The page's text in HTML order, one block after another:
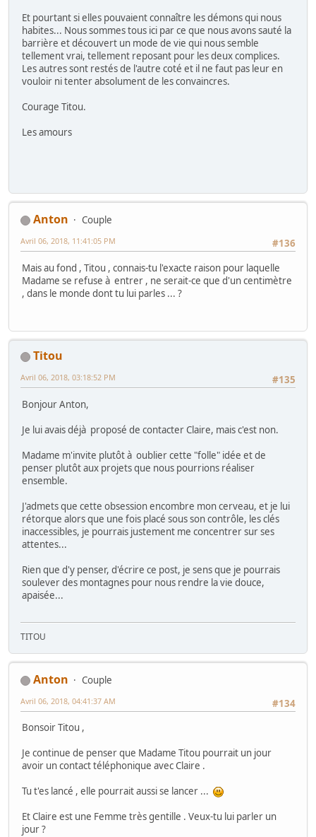
Et pourtant si elles pouvaient connaître les démons qui nous
habites... Nous sommes tous ici par ce que nous avons sauté la
barrière et découvert un mode de vie qui nous semble
tellement vrai, tellement reposant pour les deux complices.
Les autres sont restés de l'autre coté et il ne faut pas leur en
vouloir ni tenter absolument de les convaincres.
Courage Titou.
Les amours
Anton
Couple
#136
Avril 06, 2018, 11:41:05 PM
Mais au fond , Titou , connais-tu l'exacte raison pour laquelle
Madame se refuse à entrer , ne serait-ce que d'un centimètre
, dans le monde dont tu lui parles ... ?
Titou
#135
Avril 06, 2018, 03:18:52 PM
Bonjour Anton,
Je lui avais déjà proposé de contacter Claire, mais c'est non.
Madame m'invite plutôt à oublier cette "folle" idée et de
penser plutôt aux projets que nous pourrions réaliser
ensemble.
J'admets que cette obsession encombre mon cerveau, et je lui
rétorque alors que une fois placé sous son contrôle, les clés
inaccessibles, je pourrais justement me concentrer sur ses
attentes...
Rien que d'y penser, d'écrire ce post, je sens que je pourrais
soulever des montagnes pour nous rendre la vie douce,
apaisée...
TITOU
Anton
Couple
#134
Avril 06, 2018, 04:41:37 AM
Bonsoir Titou ,
Je continue de penser que Madame Titou pourrait un jour
avoir un contact téléphonique avec Claire .
Tu t'es lancé , elle pourrait aussi se lancer ...
Et Claire est une Femme très gentille . Veux-tu lui parler un
jour ?